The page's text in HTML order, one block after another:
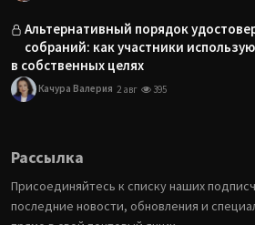
Альтернативный порядок
собраний: как участники
в собственных целях
Качура Валерия 2 авг 395
Рассылка
Присоединяйтесь к списку наших
последние новости, обновления и